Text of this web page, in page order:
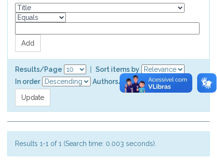
Results/Page
Sort items by
In order
Authors/record
Results 1-1 of 1 (Search time: 0.003 seconds).